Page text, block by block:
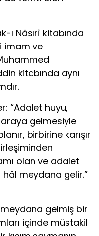
ı Nâsırî kitabında
imam ve
kitabında aynı
“Adalet huyu,
gelmesiyle
birbirine karışır
olan ve adalet
hâl meydana gelir.”
gelmiş bir
içinde müstakil